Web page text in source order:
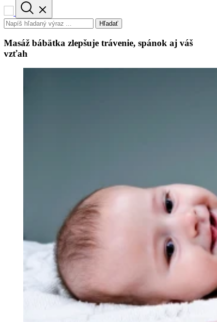
Hľadať
Masáž bábätka zlepšuje trávenie, spánok aj váš
vzťah